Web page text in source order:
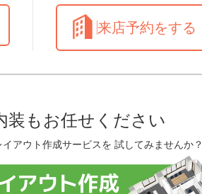
来店予約をする
装もお任せください
アウト作成サービスを 試してみませんか